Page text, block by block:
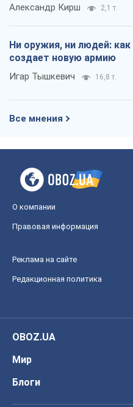
Александр Кирш 2,1 т.
Ни оружия, ни людей:
создает новую армию
Игар Тышкевич 16,8 т.
Все мнения
О компании
Правовая информация
Реклама на сайте
Редакционная политика
OBOZ.UA
Мир
Блоги